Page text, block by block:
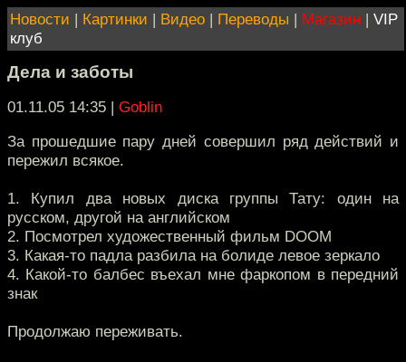
Новости | Картинки | Видео | Переводы | Магазин | VIP
клуб
Дела и заботы
01.11.05 14:35 | Goblin
За прошедшие пару дней совершил ряд действий и
пережил всякое.
1. Купил два новых диска группы Тату: один на
русском, другой на английском
2. Посмотрел художественный фильм DOOM
3. Какая-то падла разбила на болиде левое зеркало
4. Какой-то балбес въехал мне фаркопом в передний
знак
Продолжаю переживать.